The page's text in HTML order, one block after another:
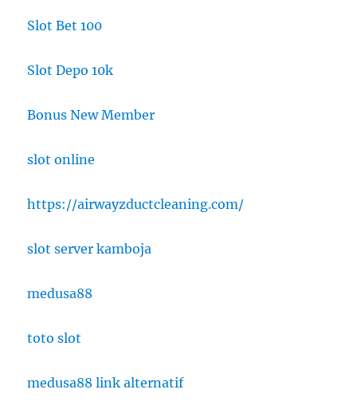
Slot Bet 100
Slot Depo 10k
Bonus New Member
slot online
https://airwayzductcleaning.com/
slot server kamboja
medusa88
toto slot
medusa88 link alternatif